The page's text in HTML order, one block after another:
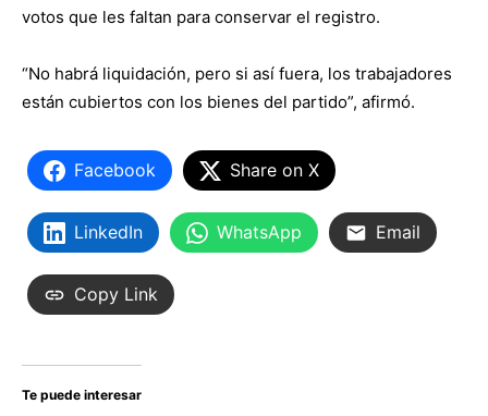
votos que les faltan para conservar el registro.
“No habrá liquidación, pero si así fuera, los trabajadores
están cubiertos con los bienes del partido”, afirmó.
Facebook Share on X
LinkedIn WhatsApp Email
Copy Link
Te puede interesar